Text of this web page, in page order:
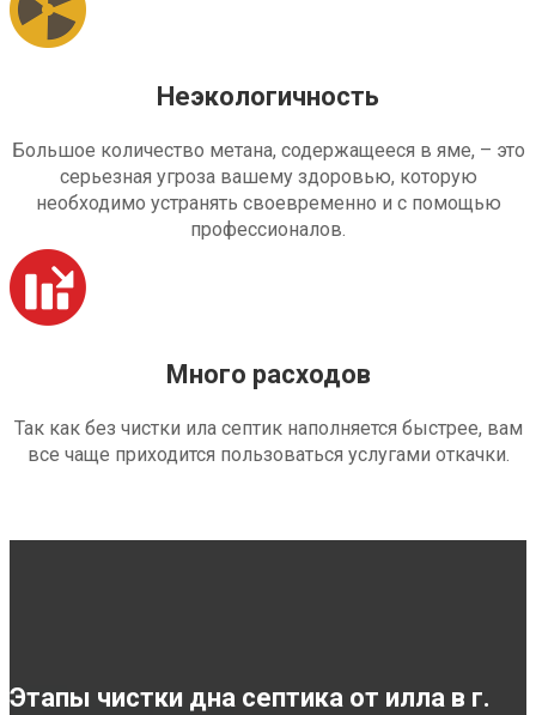
Неэкологичность
Большое количество метана, содержащееся в яме, – это
серьезная угроза вашему здоровью, которую
необходимо устранять своевременно и с помощью
профессионалов.
Много расходов
Так как без чистки ила септик наполняется быстрее, вам
все чаще приходится пользоваться услугами откачки.
Этапы чистки дна септика от илла в г.